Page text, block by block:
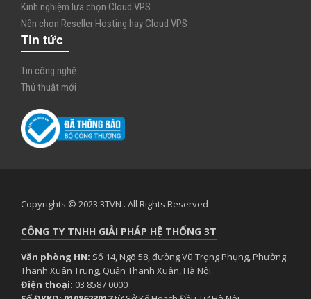
Kinh nghiệm lựa chọn Cloud VPS
Nên chọn Reseller Hosting hay Cloud VPS
Tin tức
Tin công nghệ
Thủ thuật mới
Copyrights © 2023 3TVN . All Rights Reserved
CÔNG TY TNHH GIẢI PHÁP HỆ THỐNG 3T
Văn phòng HN: Số 14, Ngõ 58, đường Vũ Trọng Phụng, Phường
Thanh Xuân Trung, Quận Thanh Xuân, Hà Nội.
Điện thoại: 03 8587 0000